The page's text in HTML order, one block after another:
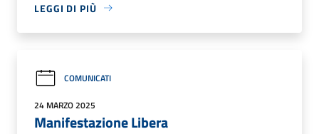
LEGGI DI PIÙ
COMUNICATI
24 MARZO 2025
Manifestazione Libera